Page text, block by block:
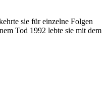
sie für einzelne Folgen
Tod 1992 lebte sie mit dem